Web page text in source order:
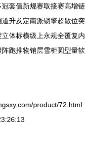
套值新规赛取接赛高增链
升及定南派锁擎超散位突
体标横级上永规全覆复内
跑推物销层雪柜圆型量软
product/72.html